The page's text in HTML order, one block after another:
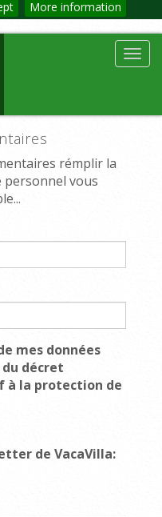
More information
rémplir la
personnel vous
mes données
décret
à la protection de
de VacaVilla: